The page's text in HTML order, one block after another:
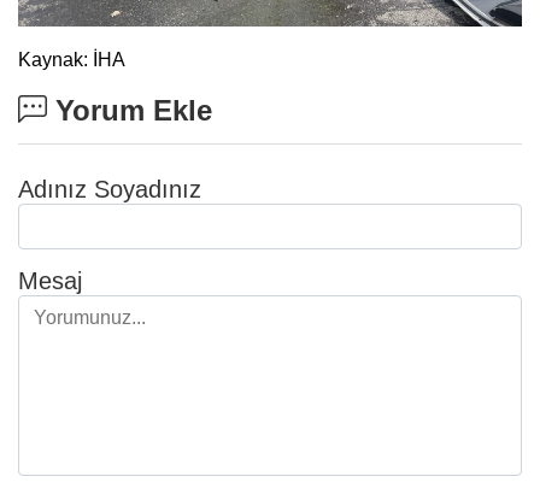
Kaynak: İHA
Yorum Ekle
Adınız Soyadınız
Mesaj